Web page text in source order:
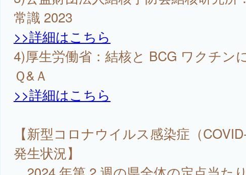
常識 2023
>>詳細はこちら
4)厚生労働省：結核と BCG ワクチン
Ｑ&Ａ
>>詳細はこちら
【新型コロナウイルス感染症（
発生状況】